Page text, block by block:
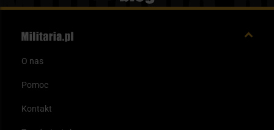
O nas
Pomoc
Kontakt